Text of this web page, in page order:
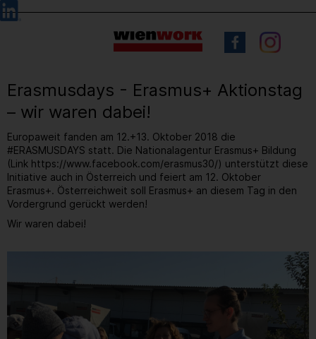
Barrierefreie
Bedienung
Sprachauswahl
Erasmusdays - Erasmus+ Aktionstag
– wir waren dabei!
Europaweit fanden am 12.+13. Oktober 2018 die
#ERASMUSDAYS statt. Die Nationalagentur Erasmus+ Bildung
(Link https://www.facebook.com/erasmus30/) unterstützt diese
Initiative auch in Österreich und feiert am 12. Oktober
Erasmus+. Österreichweit soll Erasmus+ an diesem Tag in den
Vordergrund gerückt werden!
Wir waren dabei!